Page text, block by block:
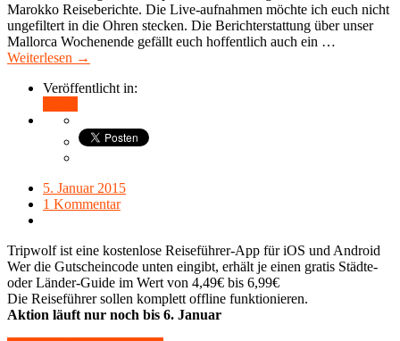
Marokko Reiseberichte. Die Live-aufnahmen möchte ich euch nicht
ungefiltert in die Ohren stecken. Die Berichterstattung über unser
Mallorca Wochenende gefällt euch hoffentlich auch ein …
Weiterlesen →
Veröffentlicht in:
5. Januar 2015
1 Kommentar
Tripwolf ist eine kostenlose Reiseführer-App für iOS und Android
Wer die Gutscheincode unten eingibt, erhält je einen gratis Städte-
oder Länder-Guide im Wert von 4,49€ bis 6,99€
Die Reiseführer sollen komplett offline funktionieren.
Aktion läuft nur noch bis 6. Januar